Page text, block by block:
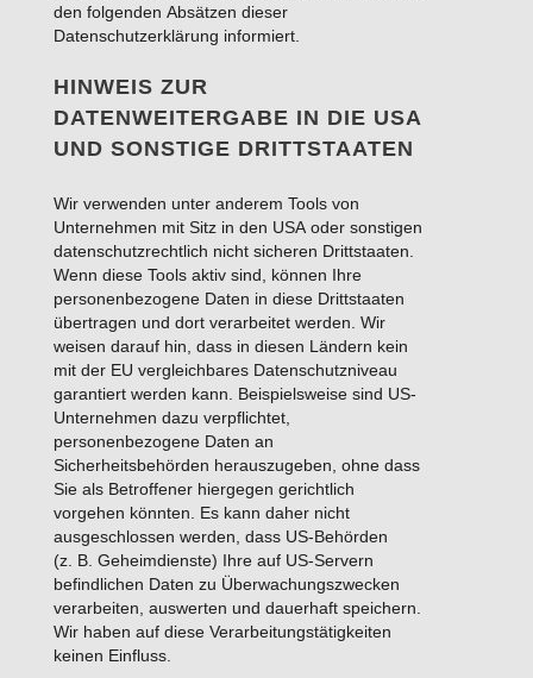
den folgenden Absätzen dieser
Datenschutzerklärung informiert.
HINWEIS ZUR
DATENWEITERGABE IN DIE USA
UND SONSTIGE DRITTSTAATEN
Wir verwenden unter anderem Tools von
Unternehmen mit Sitz in den USA oder sonstigen
datenschutzrechtlich nicht sicheren Drittstaaten.
Wenn diese Tools aktiv sind, können Ihre
personenbezogene Daten in diese Drittstaaten
übertragen und dort verarbeitet werden. Wir
weisen darauf hin, dass in diesen Ländern kein
mit der EU vergleichbares Datenschutzniveau
garantiert werden kann. Beispielsweise sind US-
Unternehmen dazu verpflichtet,
personenbezogene Daten an
Sicherheitsbehörden herauszugeben, ohne dass
Sie als Betroffener hiergegen gerichtlich
vorgehen könnten. Es kann daher nicht
ausgeschlossen werden, dass US-Behörden
(z. B. Geheimdienste) Ihre auf US-Servern
befindlichen Daten zu Überwachungszwecken
verarbeiten, auswerten und dauerhaft speichern.
Wir haben auf diese Verarbeitungstätigkeiten
keinen Einfluss.